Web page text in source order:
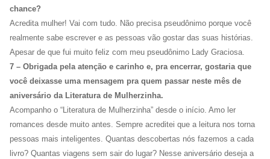
chance?
Acredita mulher! Vai com tudo. Não precisa pseudônimo porque você
realmente sabe escrever e as pessoas vão gostar das suas histórias.
Apesar de que fui muito feliz com meu pseudônimo Lady Graciosa.
7 – Obrigada pela atenção e carinho e, pra encerrar, gostaria que
você deixasse uma mensagem pra quem passar neste mês de
aniversário da Literatura de Mulherzinha.
Acompanho o “Literatura de Mulherzinha” desde o início. Amo ler
romances desde muito antes. Sempre acreditei que a leitura nos torna
pessoas mais inteligentes. Quantas descobertas nós fazemos a cada
livro? Quantas viagens sem sair do lugar? Nesse aniversário deseja a